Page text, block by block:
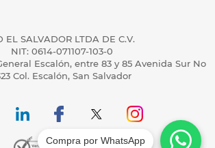
EL SALVADOR LTDA DE C.V.
NIT: 0614-071107-103-0
Escalón, entre 83 y 85 Avenida Sur No
Col. Escalón, San Salvador
Compra por WhatsApp